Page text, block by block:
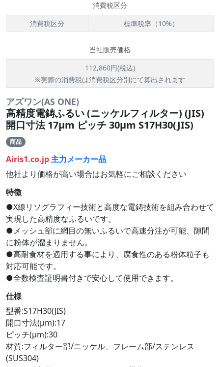
消費税区分
消費税区分
標準税率（10%）
当社販売価格
112,860円(税込)
※実際の消費税は消費税区分別にて算出されます
アズワン(AS ONE)
高精度電鋳ふるい (ニッケルフィルター) (JIS)
開口寸法 17μm ピッチ 30μm S17H30(JIS)
商品
Airis1.co.jp主力メーカー品
他社より価格が高い場合はお気軽にご相談ください
特徴
●X線リソグラフィー技術と高度な電鋳技術を組み合わせて
実現した高精度なふるいです。
●メッシュ部に網目の無いふるいで高速分注が可能、隙間
に粉体が溜まりません。
●高耐食材を適用する事により、腐食性のある粉体粒子も
対応可能です。
●全数検査証明書付きで安心して使用できます。
仕様
型番:S17H30(JIS)
開口寸法(μm):17
ピッチ(μm):30
材質:フィルター部/ニッケル、フレーム部/ステンレス
(SUS304)